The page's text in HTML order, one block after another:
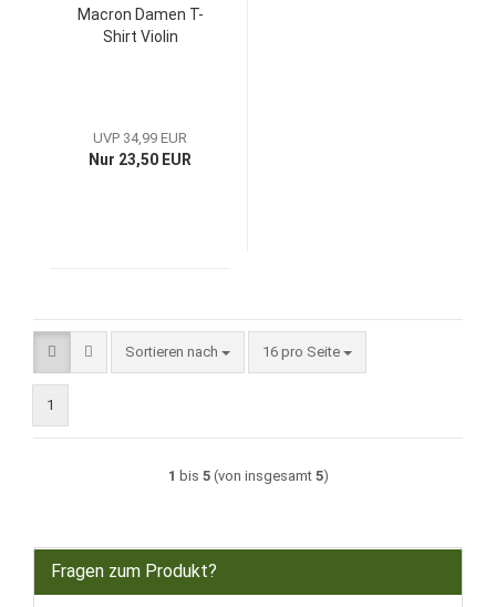
Macron Damen T-
Shirt Violin
UVP 34,99 EUR
Nur 23,50 EUR
Sortieren nach
Sortieren nach 16 pro Seite
pro Seite
1
1 bis 5(von insgesamt 5)
Fragen zum Produkt?